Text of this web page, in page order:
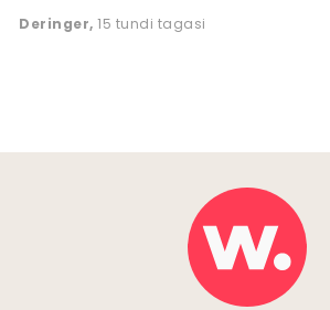
Deringer, 15 tundi tagasi